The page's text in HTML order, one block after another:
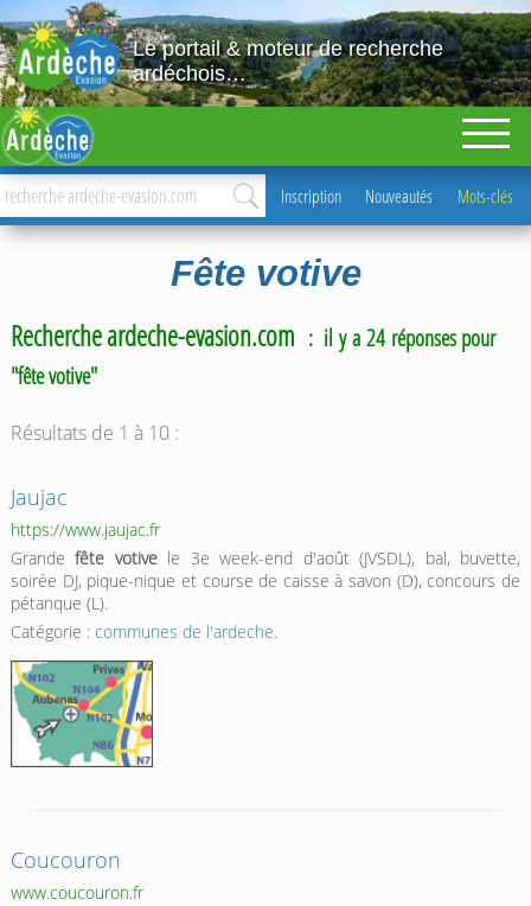
Le portail & moteur de recherche
ardéchois…
Inscription Nouveautés Mots-clés
Fête votive
Recherche ardeche-evasion.com : il y a 24 réponses pour
"fête votive"
Résultats de 1 à 10 :
Jaujac
https://www.jaujac.fr
Grandefête votivele 3e week-end d'août (JVSDL), bal, buvette,
soirée DJ, pique-nique et course de caisse à savon (D), concours de
pétanque (L).
Catégorie : communes de l'ardeche.
Coucouron
www.coucouron.fr